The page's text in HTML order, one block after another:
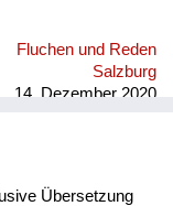
Fluchen und Reden
Salzburg
14. Dezember 2020
Übersetzung